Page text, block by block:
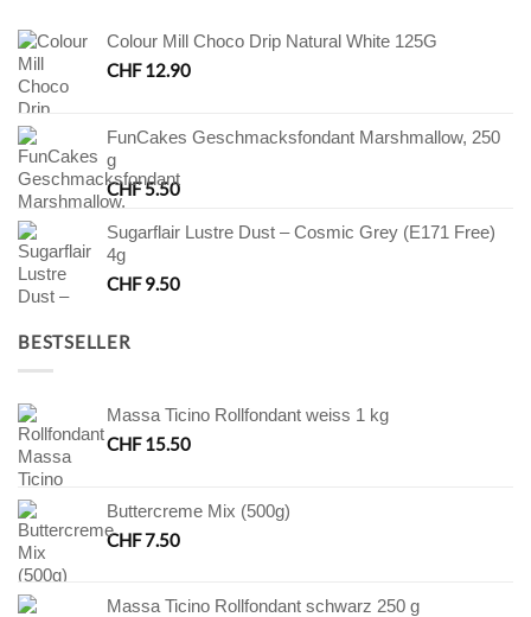
Colour Mill Choco Drip Natural White 125G
CHF12.90
FunCakes Geschmacksfondant Marshmallow, 250
g
CHF5.50
Sugarflair Lustre Dust – Cosmic Grey (E171 Free)
4g
CHF9.50
BESTSELLER
Massa Ticino Rollfondant weiss 1 kg
CHF15.50
Buttercreme Mix (500g)
CHF7.50
Massa Ticino Rollfondant schwarz 250 g